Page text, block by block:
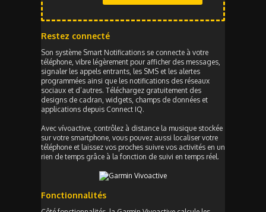
Restez connecté
Son système Smart Notifications se connecte à votre
téléphone, vibre légèrement pour afficher des messages,
signaler les appels entrants, les SMS et les alertes
programmées ainsi que les notifications des réseaux
sociaux et d’autres. Téléchargez gratuitement des
designs de cadran, widgets, champs de données et
applications depuis Connect IQ.
Avec vívoactive, contrôlez à distance la musique stockée
sur votre smartphone, vous pouvez aussi localiser votre
téléphone et laissez vos proches suivre vos activités en un
rien de temps grâce à la fonction de suivi en temps réel.
Fonctionnalités